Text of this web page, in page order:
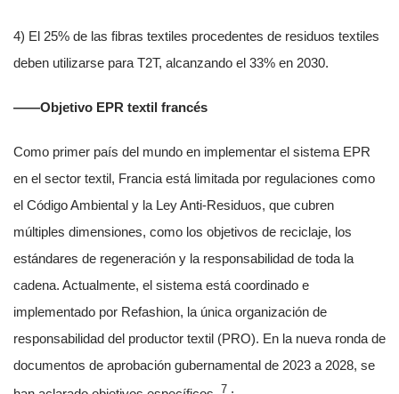
4) El 25% de las fibras textiles procedentes de residuos textiles
deben utilizarse para T2T, alcanzando el 33% en 2030.
——Objetivo EPR textil francés
Como primer país del mundo en implementar el sistema EPR
en el sector textil, Francia está limitada por regulaciones como
el Código Ambiental y la Ley Anti-Residuos, que cubren
múltiples dimensiones, como los objetivos de reciclaje, los
estándares de regeneración y la responsabilidad de toda la
cadena. Actualmente, el sistema está coordinado e
implementado por Refashion, la única organización de
responsabilidad del productor textil (PRO). En la nueva ronda de
documentos de aprobación gubernamental de 2023 a 2028, se
7